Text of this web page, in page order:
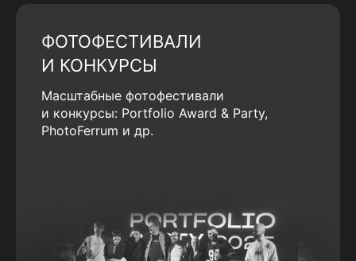
ФОТОФЕСТИВАЛИ
И КОНКУРСЫ
Масштабные фотофестивали
и конкурсы: Portfolio Award & Party,
PhotoFerrum и др.